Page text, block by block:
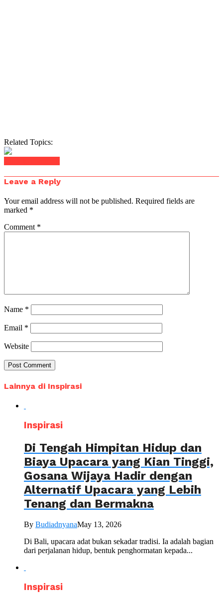
Related Topics:
Leave a Reply
Your email address will not be published. Required fields are
marked *
Comment *
Name *
Email *
Website
Lainnya di Inspirasi
Inspirasi
Di Tengah Himpitan Hidup dan
Biaya Upacara yang Kian Tinggi,
Gosana Wijaya Hadir dengan
Alternatif Upacara yang Lebih
Tenang dan Bermakna
By BudiadnyanaMay 13, 2026
Di Bali, upacara adat bukan sekadar tradisi. Ia adalah bagian
dari perjalanan hidup, bentuk penghormatan kepada...
Inspirasi